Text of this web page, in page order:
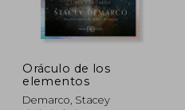
Oráculo de los
elementos
Demarco, Stacey